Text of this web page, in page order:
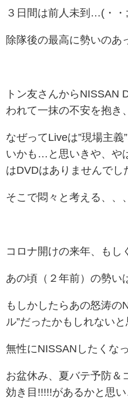
３日間は前人未到…(・・
除隊後の最高に勢いのあ
トン友さんからNISSAN
われて一抹の不安を抱き、
なぜってLiveは”現場主
いかも…と思いきや、や
はDVDはありませんでし
そこで悶々と考える、、、
コロナ開けの来年、もし
あの頃（２年前）の勢い
もしかしたらあの怒涛の
ル”だったかもしれないと
無性にNISSANしたくな
お盆休み、夏バテ予防＆
効き目!!!!!があるかと思い